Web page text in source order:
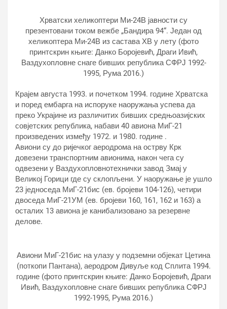
Хрватски хеликоптери Ми-24В јавности су
презентовани током вежбе „Бандира 94“. Један од
хеликоптера Ми-24В из састава ХВ у лету (фото
принтскрин књиге: Данко Боројевић, Драги Ивић,
Ваздухопловне снаге бивших република СФРЈ 1992-
1995, Рума 2016.)
Крајем августа 1993. и почетком 1994. године Хрватска
и поред ембарга на испоруке наоружања успева да
преко Украјине из различитих бивших средњоазијских
совјетских република, набави 40 авиона МиГ-21
произведених између 1972. и 1980. године .
Авиони су до ријечког аеродрома на острву Крк
довезени транспортним авионима, након чега су
одвезени у Ваздухопловнотехнички завод Змај у
Великој Горици где су склопљени. У наоружање је ушло
23 једноседа МиГ-21бис (ев. бројеви 104-126), четири
двоседа МиГ-21УМ (ев. бројеви 160, 161, 162 и 163) а
осталих 13 авиона је канибализовано за резервне
делове.
Авиони МиГ-21бис на улазу у подземни објекат Цетина
(поткопи Пантана), аеродром Дивуље код Сплита 1994.
године (фото принтскрин књиге: Данко Боројевић, Драги
Ивић, Ваздухопловне снаге бивших република СФРЈ
1992-1995, Рума 2016.)